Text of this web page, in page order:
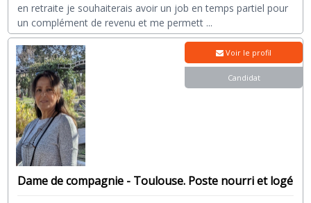
en retraite je souhaiterais avoir un job en temps partiel pour
un complément de revenu et me permett ...
Dame de compagnie - Toulouse. Poste nourri et logé
Voir le profil
Candidat